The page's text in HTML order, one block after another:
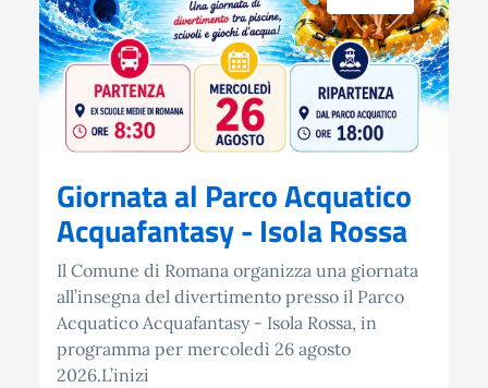
Giornata al Parco Acquatico
Acquafantasy - Isola Rossa
Il Comune di Romana organizza una giornata
all’insegna del divertimento presso il Parco
Acquatico Acquafantasy - Isola Rossa, in
programma per mercoledì 26 agosto
2026.L’inizi